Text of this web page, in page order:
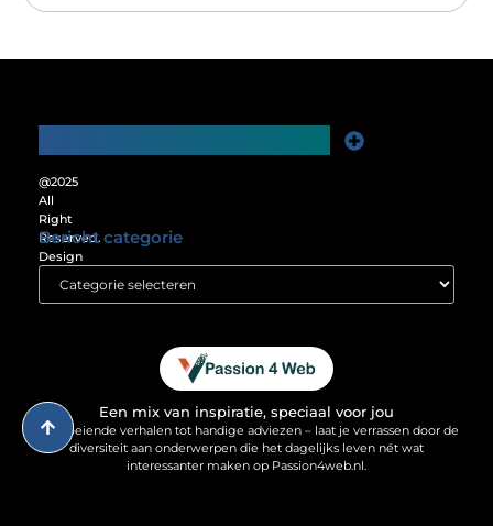
@2025
All
Right
Reserved.
Design
www.passion4web.nl.
Bericht categorie
Een mix van inspiratie, speciaal voor jou
Van boeiende verhalen tot handige adviezen – laat je verrassen door de
diversiteit aan onderwerpen die het dagelijks leven nét wat
interessanter maken op Passion4web.nl.